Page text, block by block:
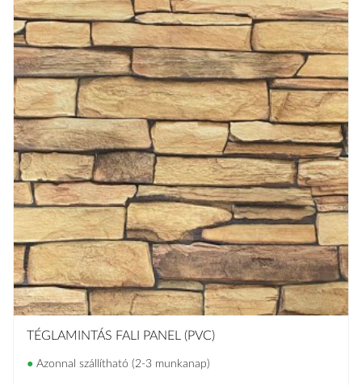
TAPÉTA
VILÁGMÁRKÁS
TÉGLAMINTÁS FALI PANEL (PVC)
● Azonnal szállítható (2-3 munkanap)